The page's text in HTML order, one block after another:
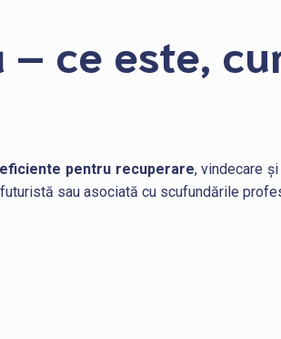
ce este,
pentru recuperare, vindecare
sau asociată cu scufundările